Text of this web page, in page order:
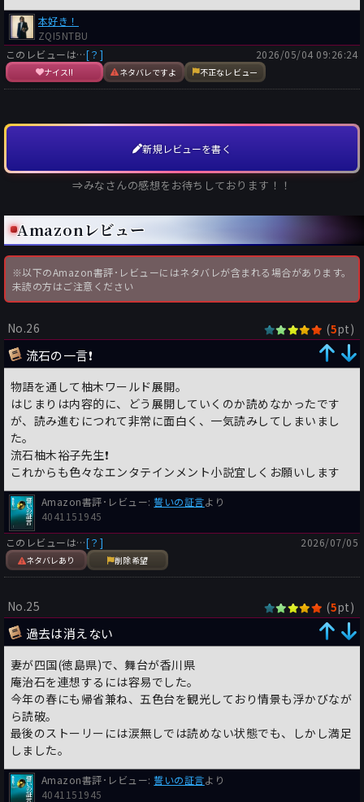
本好き！
ZQI5NTBU
このレビューは…[？]
ナイス!! ネタバレですよ 不正なレビュー
2026/05/04 09:26:24
新規レビューを書く
⇒みなさんの感想をお待ちしております！！
Amazonレビュー
※以下のAmazon書評･レビューにはネタバレが含まれる場合があります。
未読の方はご注意ください
No.26 (5pt)
流石の一言❗️
物語を通して柚木ワールド展開。
はじまりは内容的に、どう展開していくのか読めなかったです
が、読み進むにつれて非常に面白く、一気読みしてしまいまし
た。
流石柚木裕子先生❗️
これからも色々なエンタテインメント小説宜しくお願いします
Amazon書評･レビュー:誓いの証言より
4041151945
このレビューは…[？]
ネタバレあり 削除希望
2026/07/05
No.25 (5pt)
過去は消えない
妻が四国(徳島県)で、舞台が香川県
庵治石を連想するには容易でした。
今年の春にも帰省兼ね、五色台を観光しており情景も浮かびなが
ら読破。
最後のストーリーには涙無しでは読めない状態でも、しかし満足
しました。
Amazon書評･レビュー:誓いの証言より
4041151945